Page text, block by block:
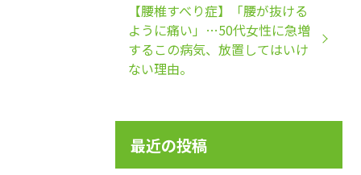
【腰椎すべり症】「腰が抜ける
ように痛い」…50代女性に急増
するこの病気、放置してはいけ
ない理由。
最近の投稿